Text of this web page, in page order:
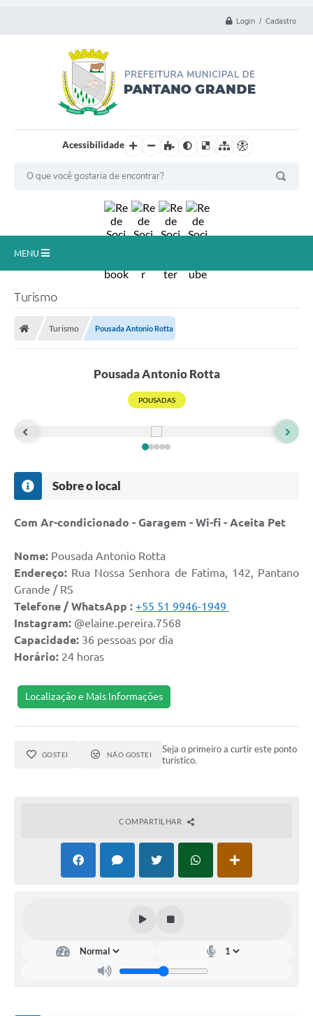
Login / Cadastro
Acessibilidade
MENU
Publicações / Transparência
Expocal, Festa do Cavalo e o Relincho da Canção Nativa
Contato
Galeria de Fotos
Contratos
Audiências Públicas
Arquivos para Download
Turismo
Contas Públicas
Legislação
Turismo
Turismo Pousada Antonio Rotta
Pousada Antonio Rotta
POUSADAS
Sobre o local
Com Ar-condicionado - Garagem - Wi-fi - Aceita Pet
Nome: Pousada Antonio Rotta
Endereço: Rua Nossa Senhora de Fatima, 142, Pantano
Grande / RS
Telefone / WhatsApp : +55 51 9946-1949
Instagram: @elaine.pereira.7568
Capacidade: 36 pessoas por dia
Horário: 24 horas
Localização e Mais Informações
GOSTEI NÃO GOSTEI
Seja o primeiro a curtir este ponto
turístico.
COMPARTILHAR